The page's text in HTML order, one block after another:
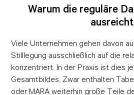
Warum die reguläre
ausreicht
Viele Unternehmen gehen davon
Stilllegung ausschließlich auf die
konzentriert. In der Praxis ist dies
Gesamtbildes. Zwar enthalten
oder MARA weiterhin große Teile